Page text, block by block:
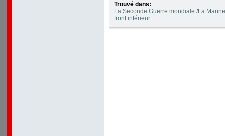
Trouvé dans:
La Seconde Guerre mondiale /La
front intérieur